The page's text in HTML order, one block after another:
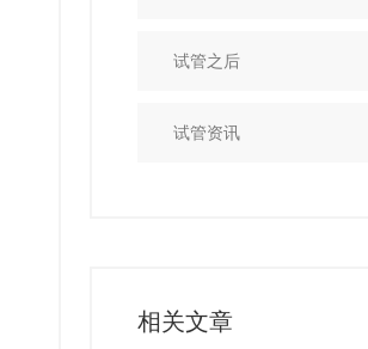
试管之后
试管资讯
相关文章